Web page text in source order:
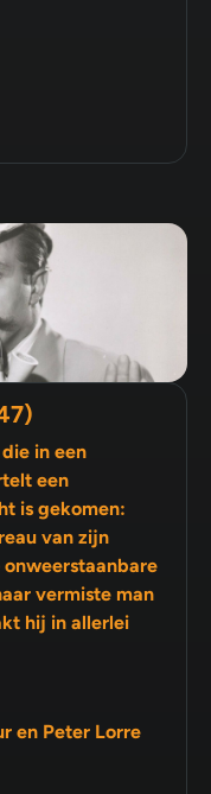
in een
een
is gekomen:
van zijn
vermiste man
allerlei
en Peter Lorre